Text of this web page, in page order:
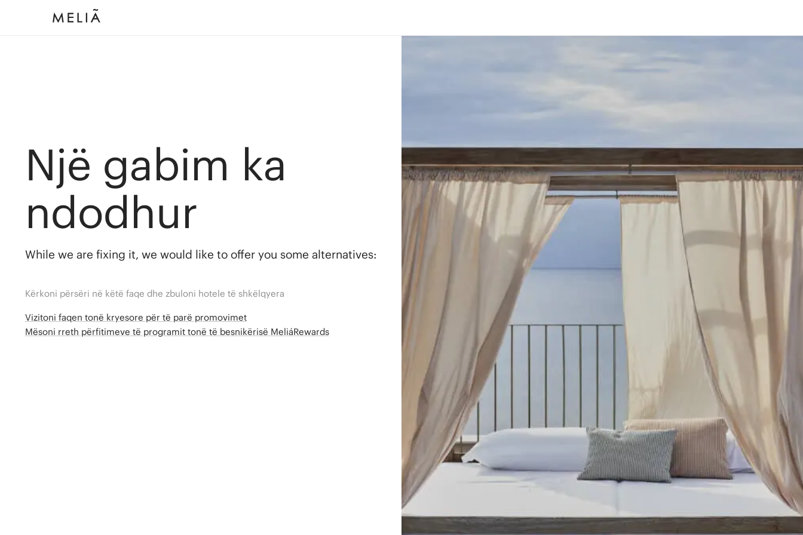
Një gabim ka
ndodhur
While we are fixing it, we would like to offer you some alternatives:
Kërkoni përsëri në këtë faqe dhe zbuloni hotele të shkëlqyera
Vizitoni faqen tonë kryesore për të parë promovimet
Mësoni rreth përfitimeve të programit tonë të besnikërisë MeliáRewards